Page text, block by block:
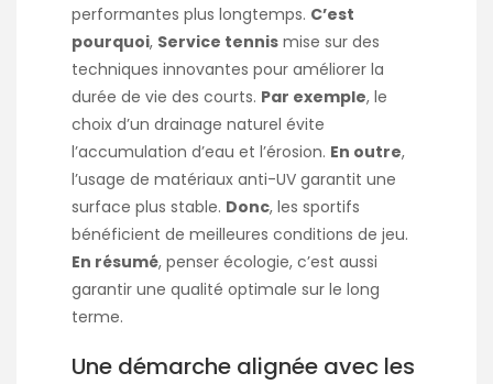
performantes plus longtemps. C’est
pourquoi, Service tennis mise sur des
techniques innovantes pour améliorer la
durée de vie des courts. Par exemple, le
choix d’un drainage naturel évite
l’accumulation d’eau et l’érosion. En outre,
l’usage de matériaux anti-UV garantit une
surface plus stable. Donc, les sportifs
bénéficient de meilleures conditions de jeu.
En résumé, penser écologie, c’est aussi
garantir une qualité optimale sur le long
terme.
Une démarche alignée avec les